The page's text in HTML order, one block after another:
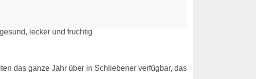
das ganze Jahr über in Schliebener verfügbar, das